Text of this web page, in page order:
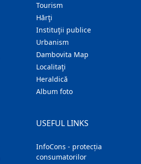
Tourism
Hărţi
Instituţii publice
Urbanism
Dambovita Map
Localitaţi
Heraldică
Album foto
USEFUL LINKS
InfoCons - protecția
consumatorilor